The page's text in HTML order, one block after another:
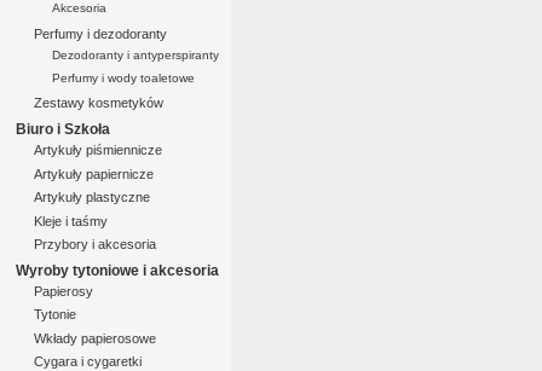
Akcesoria
Perfumy i dezodoranty
Dezodoranty i antyperspiranty
Perfumy i wody toaletowe
Zestawy kosmetyków
Biuro i Szkoła
Artykuły piśmiennicze
Artykuły papiernicze
Artykuły plastyczne
Kleje i taśmy
Przybory i akcesoria
Wyroby tytoniowe i akcesoria
Papierosy
Tytonie
Wkłady papierosowe
Cygara i cygaretki